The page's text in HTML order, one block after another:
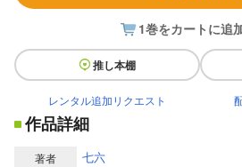
1巻をカートに追
推し本棚
レンタル追加リクエスト
作品詳細
著者 七六